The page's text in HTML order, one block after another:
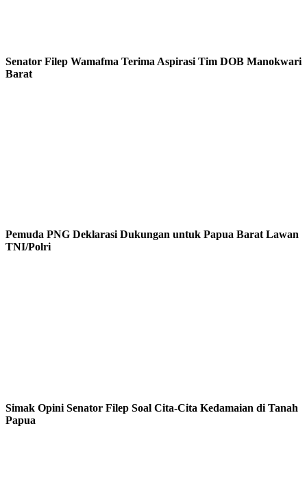
Senator Filep Wamafma Terima Aspirasi Tim DOB Manokwari
Barat
Pemuda PNG Deklarasi Dukungan untuk Papua Barat Lawan
TNI/Polri
Simak Opini Senator Filep Soal Cita-Cita Kedamaian di Tanah
Papua